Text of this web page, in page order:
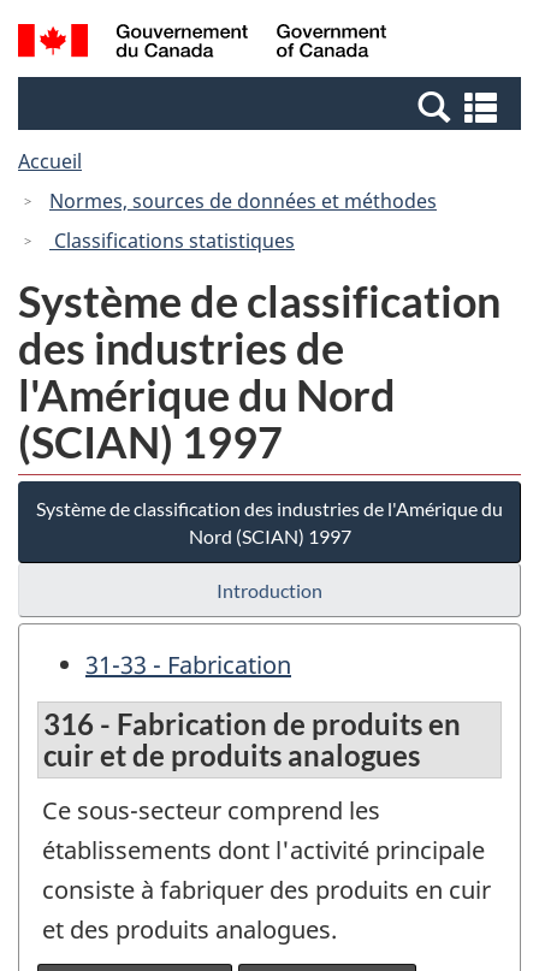
Passer
au
Passer
à
Canada
Recherche
et
et
Accueil
Normes, sources de données et méthodes
Classifications statistiques
Système de classification
des industries de
l'Amérique du Nord
(SCIAN) 1997
Système de classification des industries de l'Amérique du
Nord (SCIAN) 1997
Introduction
31-33 - Fabrication
316 - Fabrication de produits en
cuir et de produits analogues
Ce sous-secteur comprend les
établissements dont l'activité principale
consiste à fabriquer des produits en cuir
et des produits analogues.